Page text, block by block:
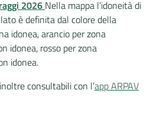
2026 Nella mappa l’idoneità di
è definita dal colore della
idonea, arancio per zona
idonea, rosso per zona
idonea.
consultabili con l’app ARPAV